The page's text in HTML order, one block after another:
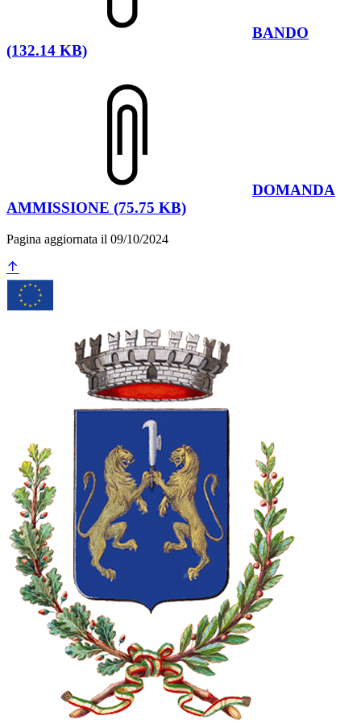
BANDO
(132.14 KB)
DOMANDA
AMMISSIONE (75.75 KB)
Pagina aggiornata il 09/10/2024